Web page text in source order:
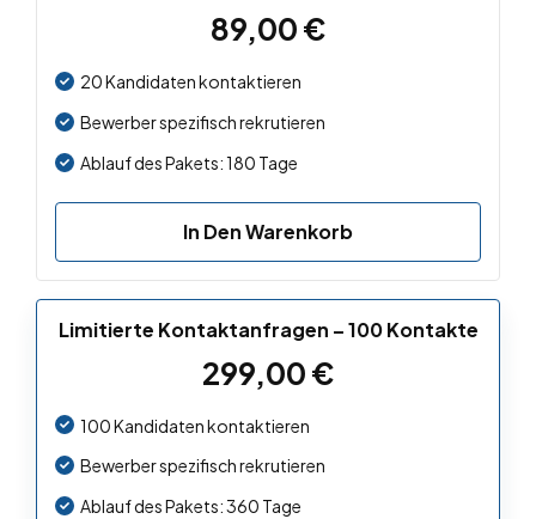
89,00€
20 Kandidaten kontaktieren
Bewerber spezifisch rekrutieren
Ablauf des Pakets: 180 Tage
In Den Warenkorb
Limitierte Kontaktanfragen – 100 Kontakte
299,00€
100 Kandidaten kontaktieren
Bewerber spezifisch rekrutieren
Ablauf des Pakets: 360 Tage